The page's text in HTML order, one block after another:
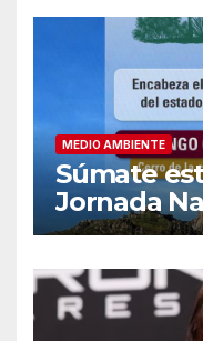
MEDIO AMBIENTE
Súmate
Jornada